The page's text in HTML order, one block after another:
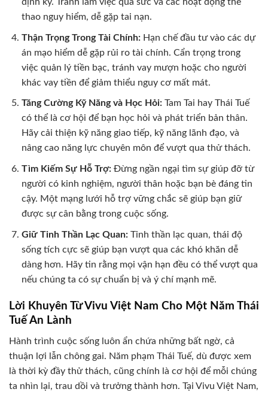
thao nguy hiểm, dễ gặp tai nạn.
Thận Trọng Trong Tài Chính:Hạn chế đầu tư vào các dự
án mạo hiểm dễ gặp rủi ro tài chính. Cẩn trọng trong
việc quản lý tiền bạc, tránh vay mượn hoặc cho người
khác vay tiền để giảm thiểu nguy cơ mất mát.
Tăng Cường Kỹ Năng và Học Hỏi:Tam Tai hay Thái Tuế
có thể là cơ hội để bạn học hỏi và phát triển bản thân.
Hãy cải thiện kỹ năng giao tiếp, kỹ năng lãnh đạo, và
nâng cao năng lực chuyên môn để vượt qua thử thách.
Tìm Kiếm Sự Hỗ Trợ:Đừng ngần ngại tìm sự giúp đỡ từ
người có kinh nghiệm, người thân hoặc bạn bè đáng tin
cậy. Một mạng lưới hỗ trợ vững chắc sẽ giúp bạn giữ
được sự cân bằng trong cuộc sống.
Giữ Tinh Thần Lạc Quan:Tinh thần lạc quan, thái độ
sống tích cực sẽ giúp bạn vượt qua các khó khăn dễ
dàng hơn. Hãy tin rằng mọi vận hạn đều có thể vượt qua
nếu chúng ta có sự chuẩn bị và ý chí mạnh mẽ.
Lời Khuyên Từ Vivu Việt Nam Cho Một Năm Thái
Tuế An Lành
Hành trình cuộc sống luôn ẩn chứa những bất ngờ, cả
thuận lợi lẫn chông gai. Năm phạm Thái Tuế, dù được xem
là thời kỳ đầy thử thách, cũng chính là cơ hội để mỗi chúng
ta nhìn lại, trau dồi và trưởng thành hơn. Tại Vivu Việt Nam,